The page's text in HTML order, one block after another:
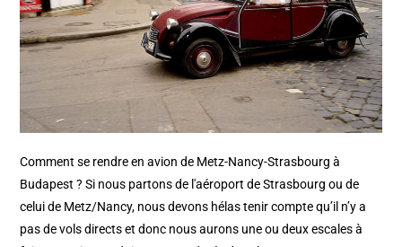
Comment se rendre en avion de Metz-Nancy-Strasbourg à
Budapest ? Si nous partons de l'aéroport de Strasbourg ou de
celui de Metz/Nancy, nous devons hélas tenir compte qu’il n’y a
pas de vols directs et donc nous aurons une ou deux escales à